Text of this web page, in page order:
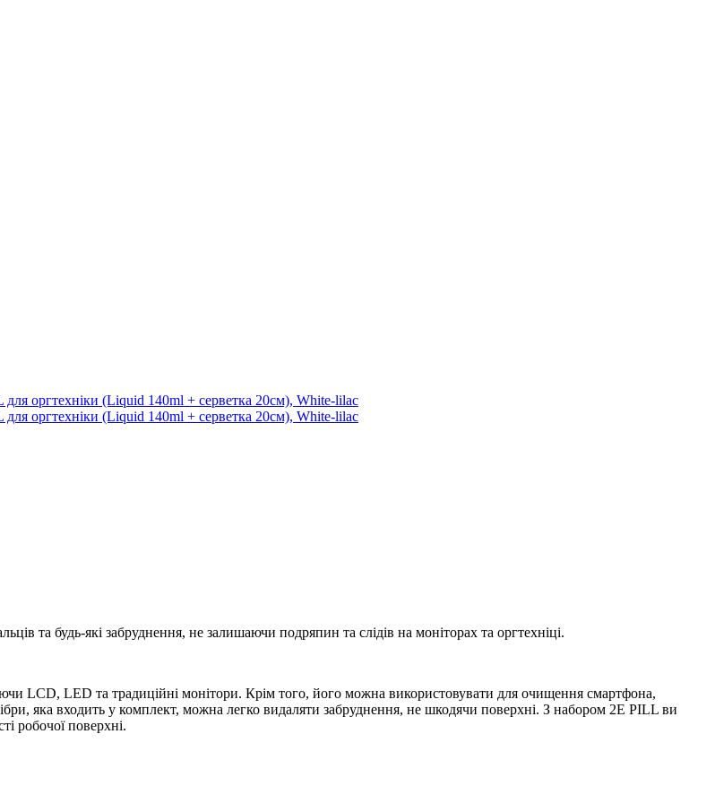
та будь-які забруднення, не залишаючи подряпин та слідів на моніторах та оргтехніці.
LCD, LED та традиційні монітори. Крім того, його можна використовувати для очищення смартфона,
яка входить у комплект, можна легко видаляти забруднення, не шкодячи поверхні. З набором 2E PILL ви
робочої поверхні.